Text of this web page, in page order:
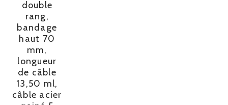
double
rang,
bandage
haut 70
mm,
longueur
de câble
13,50 ml,
câble acier